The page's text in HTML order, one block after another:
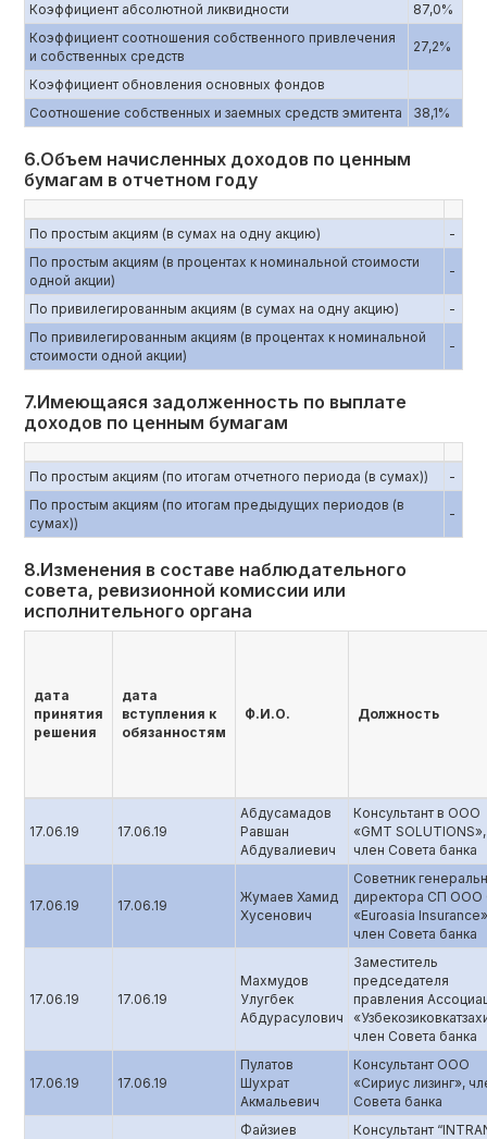
Коэффициент абсолютной ликвидности
87,0%
Коэффициент соотношения собственного привлечения
и собственных средств
27,2%
Коэффициент обновления основных фондов
Соотношение собственных и заемных средств эмитента
38,1%
6.Объем начисленных доходов по ценным
бумагам в отчетном году
По простым акциям (в сумах на одну акцию)
-
По простым акциям (в процентах к номинальной стоимости
одной акции)
-
По привилегированным акциям (в сумах на одну акцию)
-
По привилегированным акциям (в процентах к номинальной
стоимости одной акции)
-
7.Имеющаяся задолженность по выплате
доходов по ценным бумагам
По простым акциям (по итогам отчетного периода (в сумах))
-
По простым акциям (по итогам предыдущих периодов (в
сумах))
-
8.Изменения в составе наблюдательного
совета, ревизионной комиссии или
исполнительного органа
дата
принятия
решения
дата
вступления к
обязанностям
Ф.И.О. Должность
17.06.19 17.06.19
Абдусамадов
Равшан
Абдувалиевич
Консультант в ООО
«GMT SOLUTIONS»,
член Совета банка
17.06.19 17.06.19
Жумаев Хамид
Хусенович
Советник
директора СП ООО
«Euroasia
член Совета банка
17.06.19 17.06.19
Махмудов
Улугбек
Абдурасулович
Заместитель
председателя
правления
член Совета банка
17.06.19 17.06.19
Пулатов
Шухрат
Акмальевич
Консультант ООО
«Сириус лизинг»,
Совета банка
Файзиев
Консультант